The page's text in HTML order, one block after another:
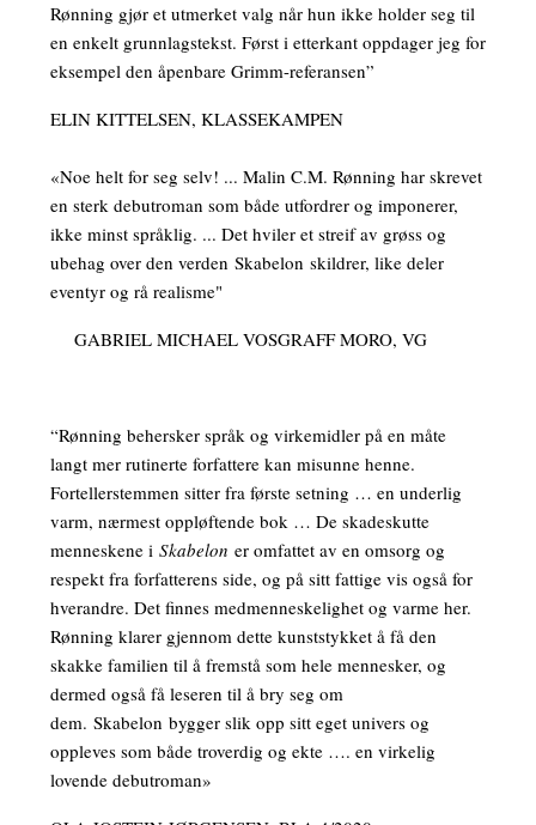
Rønning gjør et utmerket valg når hun ikke holder seg til
en enkelt grunnlagstekst. Først i etterkant oppdager jeg for
eksempel den åpenbare Grimm-referansen”
ELIN KITTELSEN, KLASSEKAMPEN
«Noe helt for seg selv! ... Malin C.M. Rønning har skrevet
en sterk debutroman som både utfordrer og imponerer,
ikke minst språklig. ... Det hviler et streif av grøss og
ubehag over den verden Skabelon skildrer, like deler
eventyr og rå realisme"
GABRIEL MICHAEL VOSGRAFF MORO, VG
“Rønning behersker språk og virkemidler på en måte
langt mer rutinerte forfattere kan misunne henne.
Fortellerstemmen sitter fra første setning … en underlig
varm, nærmest oppløftende bok … De skadeskutte
menneskene i Skabelon er omfattet av en omsorg og
respekt fra forfatterens side, og på sitt fattige vis også for
hverandre. Det ﬁnnes medmenneskelighet og varme her.
Rønning klarer gjennom dette kunststykket å få den
skakke familien til å fremstå som hele mennesker, og
dermed også få leseren til å bry seg om
dem. Skabelon bygger slik opp sitt eget univers og
oppleves som både troverdig og ekte …. en virkelig
lovende debutroman»